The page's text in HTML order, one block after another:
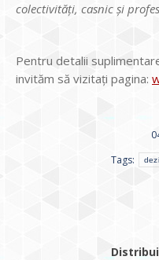
colectivități, casnic și
Pentru detalii
invităm să vizitați pagina:
Tags: